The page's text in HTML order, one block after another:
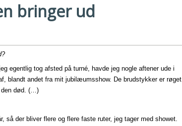
bringer ud
egentlig tog afsted på turné, havde jeg nogle aftener ude i
blandt andet fra mit jubilæumsshow. De brudstykker er røget
den død. (…)
så der bliver flere og flere faste ruter, jeg tager med showet.